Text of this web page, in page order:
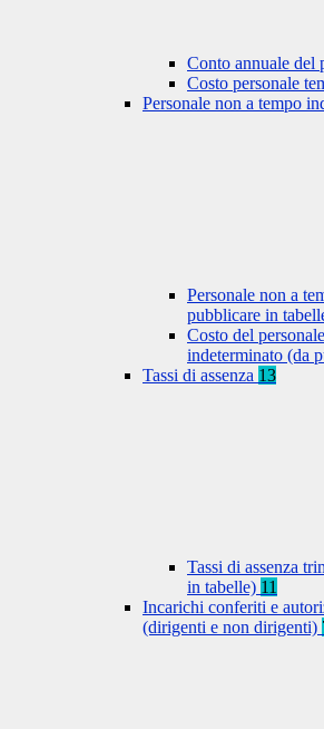
Conto annuale del
Costo personale
Personale non a tempo
Personale non a
pubblicare in
Costo del
indeterminato (da
Tassi di assenza 13
Tassi di assenza
in tabelle) 11
Incarichi conferiti e
(dirigenti e non dirigenti)